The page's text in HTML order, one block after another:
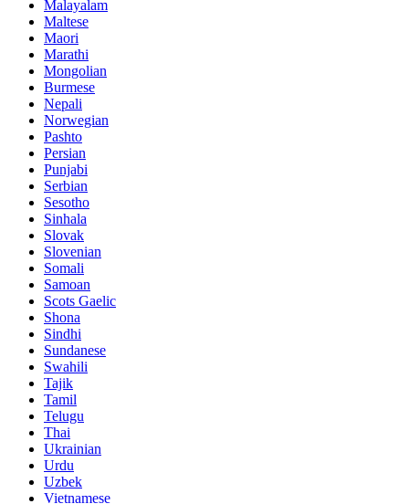
Malayalam
Maltese
Maori
Marathi
Mongolian
Burmese
Nepali
Norwegian
Pashto
Persian
Punjabi
Serbian
Sesotho
Sinhala
Slovak
Slovenian
Somali
Samoan
Scots Gaelic
Shona
Sindhi
Sundanese
Swahili
Tajik
Tamil
Telugu
Thai
Ukrainian
Urdu
Uzbek
Vietnamese